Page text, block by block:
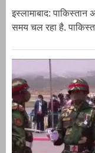
इस्लामाबाद:
समय चल रहा है.